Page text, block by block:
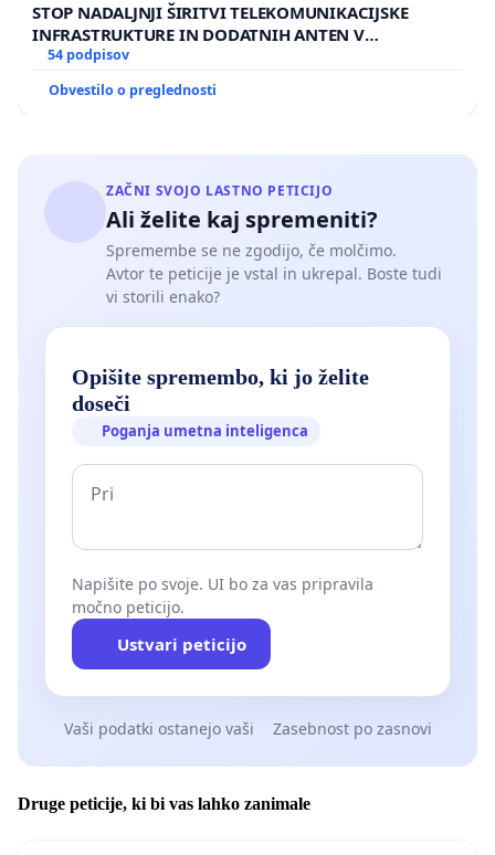
STOP NADALJNJI ŠIRITVI TELEKOMUNIKACIJSKE
INFRASTRUKTURE IN DODATNIH ANTEN V
GRADIŠČAKU
54 podpisov
Obvestilo o preglednosti
ZAČNI SVOJO LASTNO PETICIJO
Ali želite kaj spremeniti?
Spremembe se ne zgodijo, če molčimo.
Avtor te peticije je vstal in ukrepal. Boste tudi
vi storili enako?
Opišite spremembo, ki jo želite
doseči
Poganja umetna inteligenca
Napišite po svoje. UI bo za vas pripravila
močno peticijo.
Ustvari peticijo
Vaši podatki ostanejo vaši Zasebnost po zasnovi
Druge peticije, ki bi vas lahko zanimale